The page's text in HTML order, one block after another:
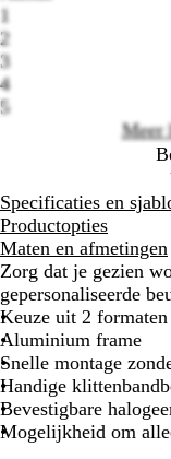
1
2
3
4
5
Meer
Specificaties en
Productopties
Maten en afmetingen
Zorg dat je gezien
gepersonaliseerde
Keuze uit 2 formaten
Aluminium frame
Snelle montage
Handige
Bevestigbare
Mogelijkheid om